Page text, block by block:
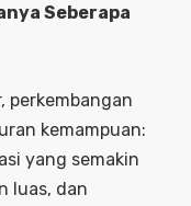
Seberapa
perkembangan
kemampuan:
yang semakin
luas, dan